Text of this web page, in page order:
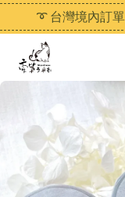
➰ 台灣境內訂